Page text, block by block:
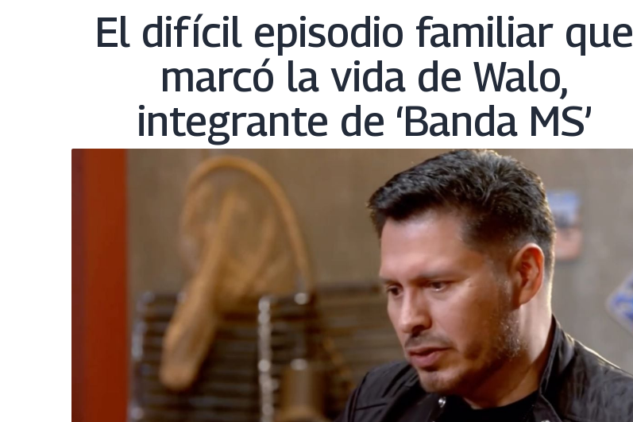
El difícil episodio familiar que
marcó la vida de Walo,
integrante de ‘Banda MS’